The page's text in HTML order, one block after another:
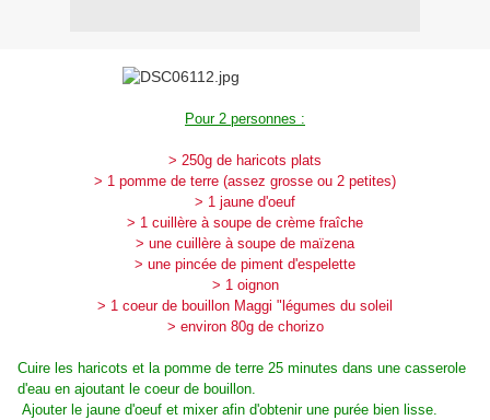
Pour 2 personnes :
> 250g de haricots plats
> 1 pomme de terre (assez grosse ou 2 petites)
> 1 jaune d'oeuf
> 1 cuillère à soupe de crème fraîche
> une cuillère à soupe de maïzena
> une pincée de piment d'espelette
> 1 oignon
> 1 coeur de bouillon Maggi "légumes du soleil
> environ 80g de chorizo
Cuire les haricots et la pomme de terre 25 minutes dans une casserole
d'eau en ajoutant le coeur de bouillon.
Ajouter le jaune d'oeuf et mixer afin d'obtenir une purée bien lisse.